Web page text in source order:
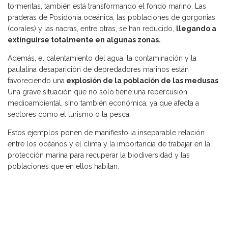
tormentas, también está transformando el fondo marino. Las
praderas de Posidonia oceánica, las poblaciones de gorgonias
(corales) y las nacras, entre otras, se han reducido, llegando a
extinguirse totalmente en algunas zonas.
Además, el calentamiento del agua, la contaminación y la
paulatina desaparición de depredadores marinos están
favoreciendo una explosión de la población de las medusas.
Una grave situación que no sólo tiene una repercusión
medioambiental, sino también económica, ya que afecta a
sectores como el turismo o la pesca.
Estos ejemplos ponen de manifiesto la inseparable relación
entre los océanos y el clima y la importancia de trabajar en la
protección marina para recuperar la biodiversidad y las
poblaciones que en ellos habitan.